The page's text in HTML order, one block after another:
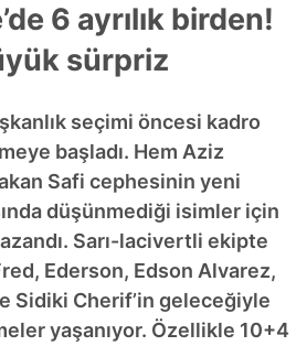
6 ayrılık birden!
sürpriz
seçimi öncesi kadro
başladı. Hem Aziz
Safi cephesinin yeni
düşünmediği isimler için
Sarı-lacivertli ekipte
Ederson, Edson Alvarez,
Sidiki Cherif’in geleceğiyle
yaşanıyor. Özellikle 10+4